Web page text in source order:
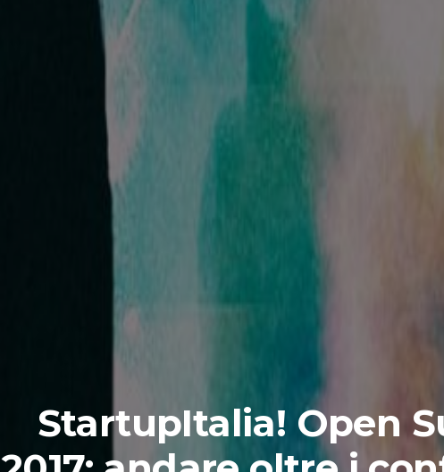
StartupItalia! Open